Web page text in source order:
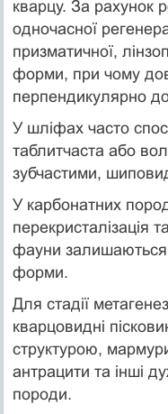
кварцу. За рахунок
одночасної
призматичної,
форми, при чому
перпендикулярно
У шліфах часто
таблитчаста або
зубчастими,
У карбонатних
перекристалізація
фауни залишаються
форми.
Для стадії
кварцовидні
структурою,
антрацити та інші
породи.